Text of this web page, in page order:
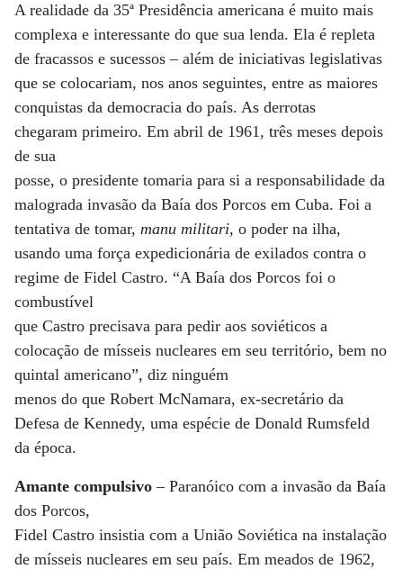
A realidade da 35ª Presidência americana é muito mais
complexa e interessante do que sua lenda. Ela é repleta
de fracassos e sucessos – além de iniciativas legislativas
que se colocariam, nos anos seguintes, entre as maiores
conquistas da democracia do país. As derrotas
chegaram primeiro. Em abril de 1961, três meses depois
de sua
posse, o presidente tomaria para si a responsabilidade da
malograda invasão da Baía dos Porcos em Cuba. Foi a
tentativa de tomar, manu militari, o poder na ilha,
usando uma força expedicionária de exilados contra o
regime de Fidel Castro. “A Baía dos Porcos foi o
combustível
que Castro precisava para pedir aos soviéticos a
colocação de mísseis nucleares em seu território, bem no
quintal americano”, diz ninguém
menos do que Robert McNamara, ex-secretário da
Defesa de Kennedy, uma espécie de Donald Rumsfeld
da época.
Amante compulsivo– Paranóico com a invasão da Baía
dos Porcos,
Fidel Castro insistia com a União Soviética na instalação
de mísseis nucleares em seu país. Em meados de 1962,